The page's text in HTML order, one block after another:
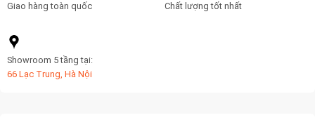
Giao hàng toàn quốc Chất lượng tốt nhất
Showroom 5 tầng tại:
66 Lạc Trung, Hà Nội